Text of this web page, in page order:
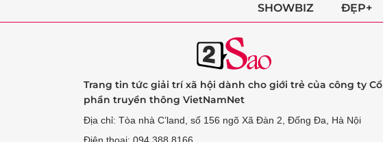
SHOWBIZ ĐẸP+
Trang tin tức giải trí xã hội dành cho giới trẻ của công ty Cổ
phần truyền thông VietNamNet
Địa chỉ: Tòa nhà C’land, số 156 ngõ Xã Đàn 2, Đống Đa, Hà Nội
Điện thoại: 094 388 8166